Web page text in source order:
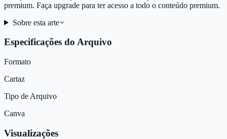
premium. Faça upgrade para ter acesso a todo o conteúdo premium.
Sobre esta arte
Especificações do Arquivo
Formato
Cartaz
Tipo de Arquivo
Canva
Visualizações